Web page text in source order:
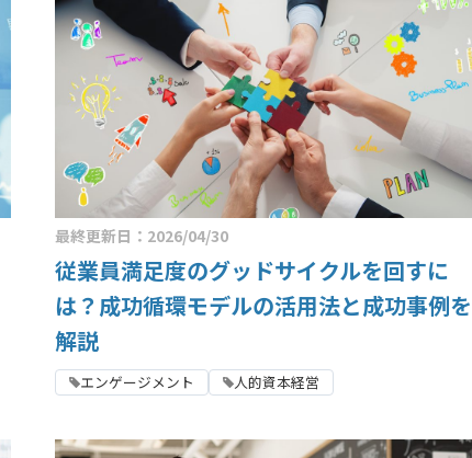
最終更新日：2026/04/30
従業員満足度のグッドサイクルを回すに
は？成功循環モデルの活用法と成功事例を
解説
エンゲージメント 人的資本経営